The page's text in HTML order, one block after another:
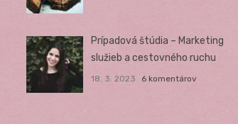
Prípadová štúdia – Marketing
služieb a cestovného ruchu
18. 3. 2023 6 komentárov